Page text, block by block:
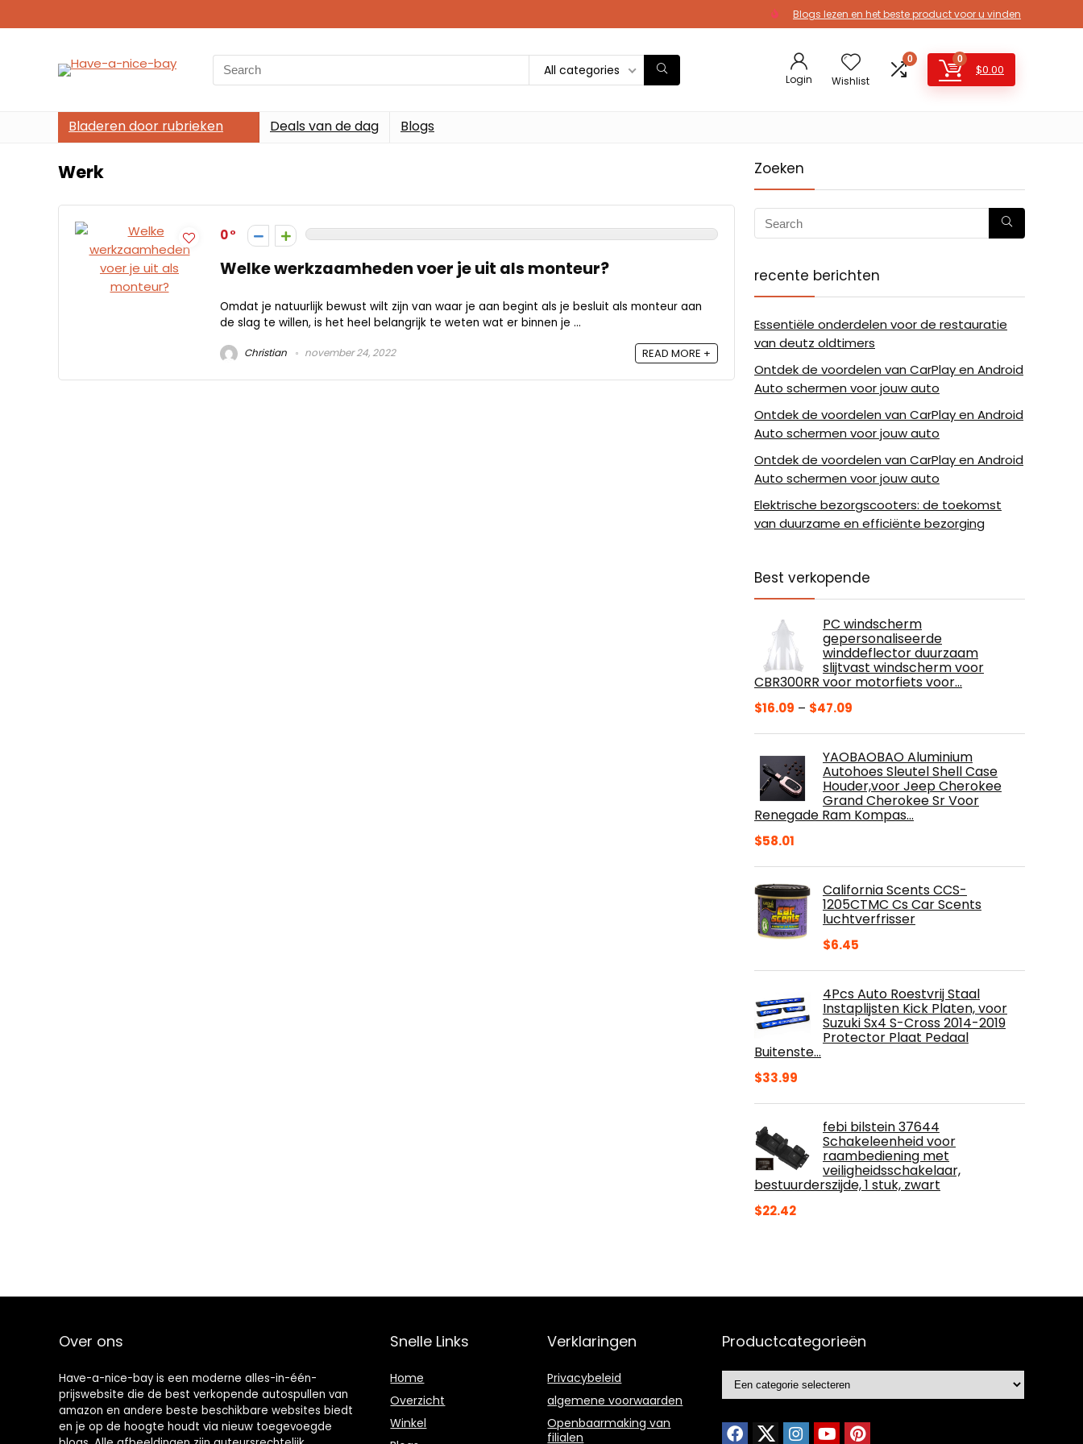
Blogs lezen en het beste product voor u vinden
Search
for:
All categories
Login Wishlist
0 0
$0.00
Bladeren door rubrieken Deals van de dag Blogs
Werk
0
Welke werkzaamheden voer je uit als monteur?
Omdat je natuurlijk bewust wilt zijn van waar je aan begint als je besluit als monteur aan
de slag te willen, is het heel belangrijk te weten wat er binnen je ...
Christian november 24, 2022 READ MORE +
Zoeken
recente berichten
Essentiële onderdelen voor de restauratie
van deutz oldtimers
Ontdek de voordelen van CarPlay en Android
Auto schermen voor jouw auto
Ontdek de voordelen van CarPlay en Android
Auto schermen voor jouw auto
Ontdek de voordelen van CarPlay en Android
Auto schermen voor jouw auto
Elektrische bezorgscooters: de toekomst
van duurzame en efficiënte bezorging
Best verkopende
PC windscherm
gepersonaliseerde
winddeflector duurzaam
slijtvast windscherm voor
CBR300RR voor motorfiets voor…
$16.09 – $47.09
$47.09
YAOBAOBAO Aluminium
Autohoes Sleutel Shell Case
Houder,voor Jeep Cherokee
Grand Cherokee Sr Voor
Renegade Ram Kompas…
$58.01
California Scents CCS-
1205CTMC Cs Car Scents
luchtverfrisser
$6.45
4Pcs Auto Roestvrij Staal
Instaplijsten Kick Platen, voor
Suzuki Sx4 S-Cross 2014-2019
Protector Plaat Pedaal
Buitenste…
$33.99
febi bilstein 37644
Schakeleenheid voor
raambediening met
veiligheidsschakelaar,
bestuurderszijde, 1 stuk, zwart
$22.42
Over ons
Have-a-nice-bay is een moderne alles-in-één-
prijswebsite die de best verkopende autospullen van
amazon en andere beste beschikbare websites biedt
en je op de hoogte houdt via nieuw toegevoegde
Snelle Links
Home
Overzicht
Winkel
Verklaringen
Privacybeleid
algemene voorwaarden
Openbaarmaking van
filialen
Productcategorieën